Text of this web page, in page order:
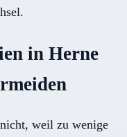
in Herne
weil zu wenige